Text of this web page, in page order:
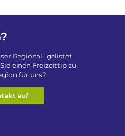
Regional“ gelistet
einen Freizeittip zu
für uns?
auf